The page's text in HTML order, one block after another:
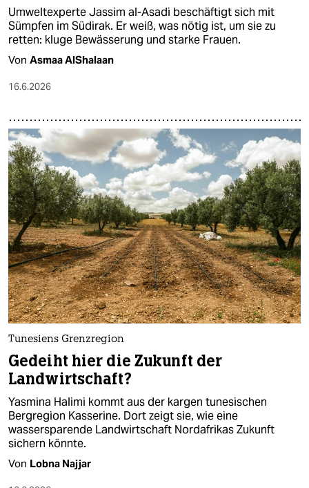
Umweltexperte Jassim al-Asadi beschäftigt sich mit
Sümpfen im Südirak. Er weiß, was nötig ist, um sie zu
retten: kluge Bewässerung und starke Frauen.
Von Asmaa AlShalaan
16.6.2026
Tunesiens Grenzregion
Gedeiht hier die Zukunft der
Landwirtschaft?
Yasmina Halimi kommt aus der kargen tunesischen
Bergregion Kasserine. Dort zeigt sie, wie eine
wassersparende Landwirtschaft Nordafrikas Zukunft
sichern könnte.
Von Lobna Najjar